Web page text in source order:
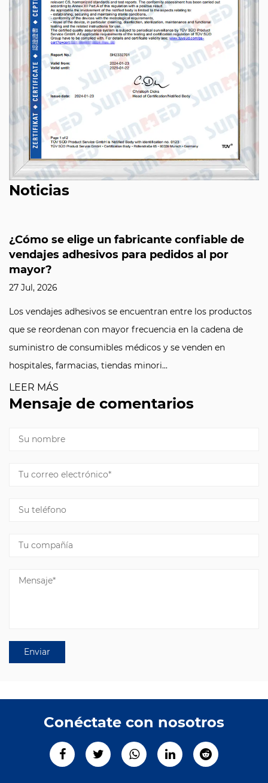
Noticias
¿Cómo se elige un fabricante confiable de
vendajes adhesivos para pedidos al por
mayor?
27 Jul, 2026
Los vendajes adhesivos se encuentran entre los productos
que se reordenan con mayor frecuencia en la cadena de
suministro de consumibles médicos y se venden en
hospitales, farmacias, tiendas minori...
LEER MÁS
Mensaje de comentarios
Conéctate con nosotros